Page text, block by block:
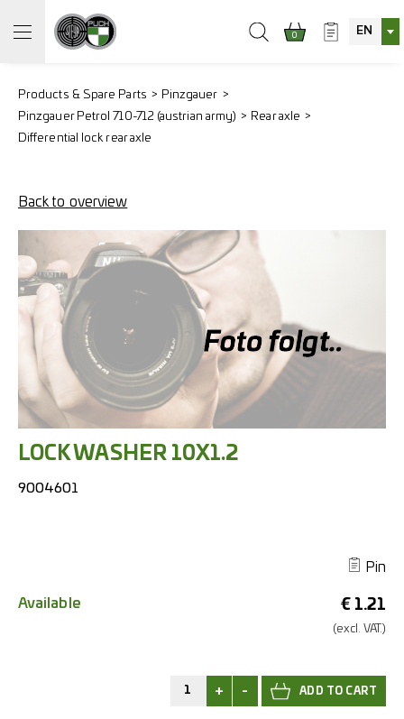
0 EN
Products & Spare Parts
Pinzgauer
Pinzgauer Petrol 710-712 (austrian army)
Rear axle
Differential lock rear axle
Back to overview
LOCK WASHER 10X1.2
9004601
Pin
€ 1.21
(excl. VAT.)
Available
+ -